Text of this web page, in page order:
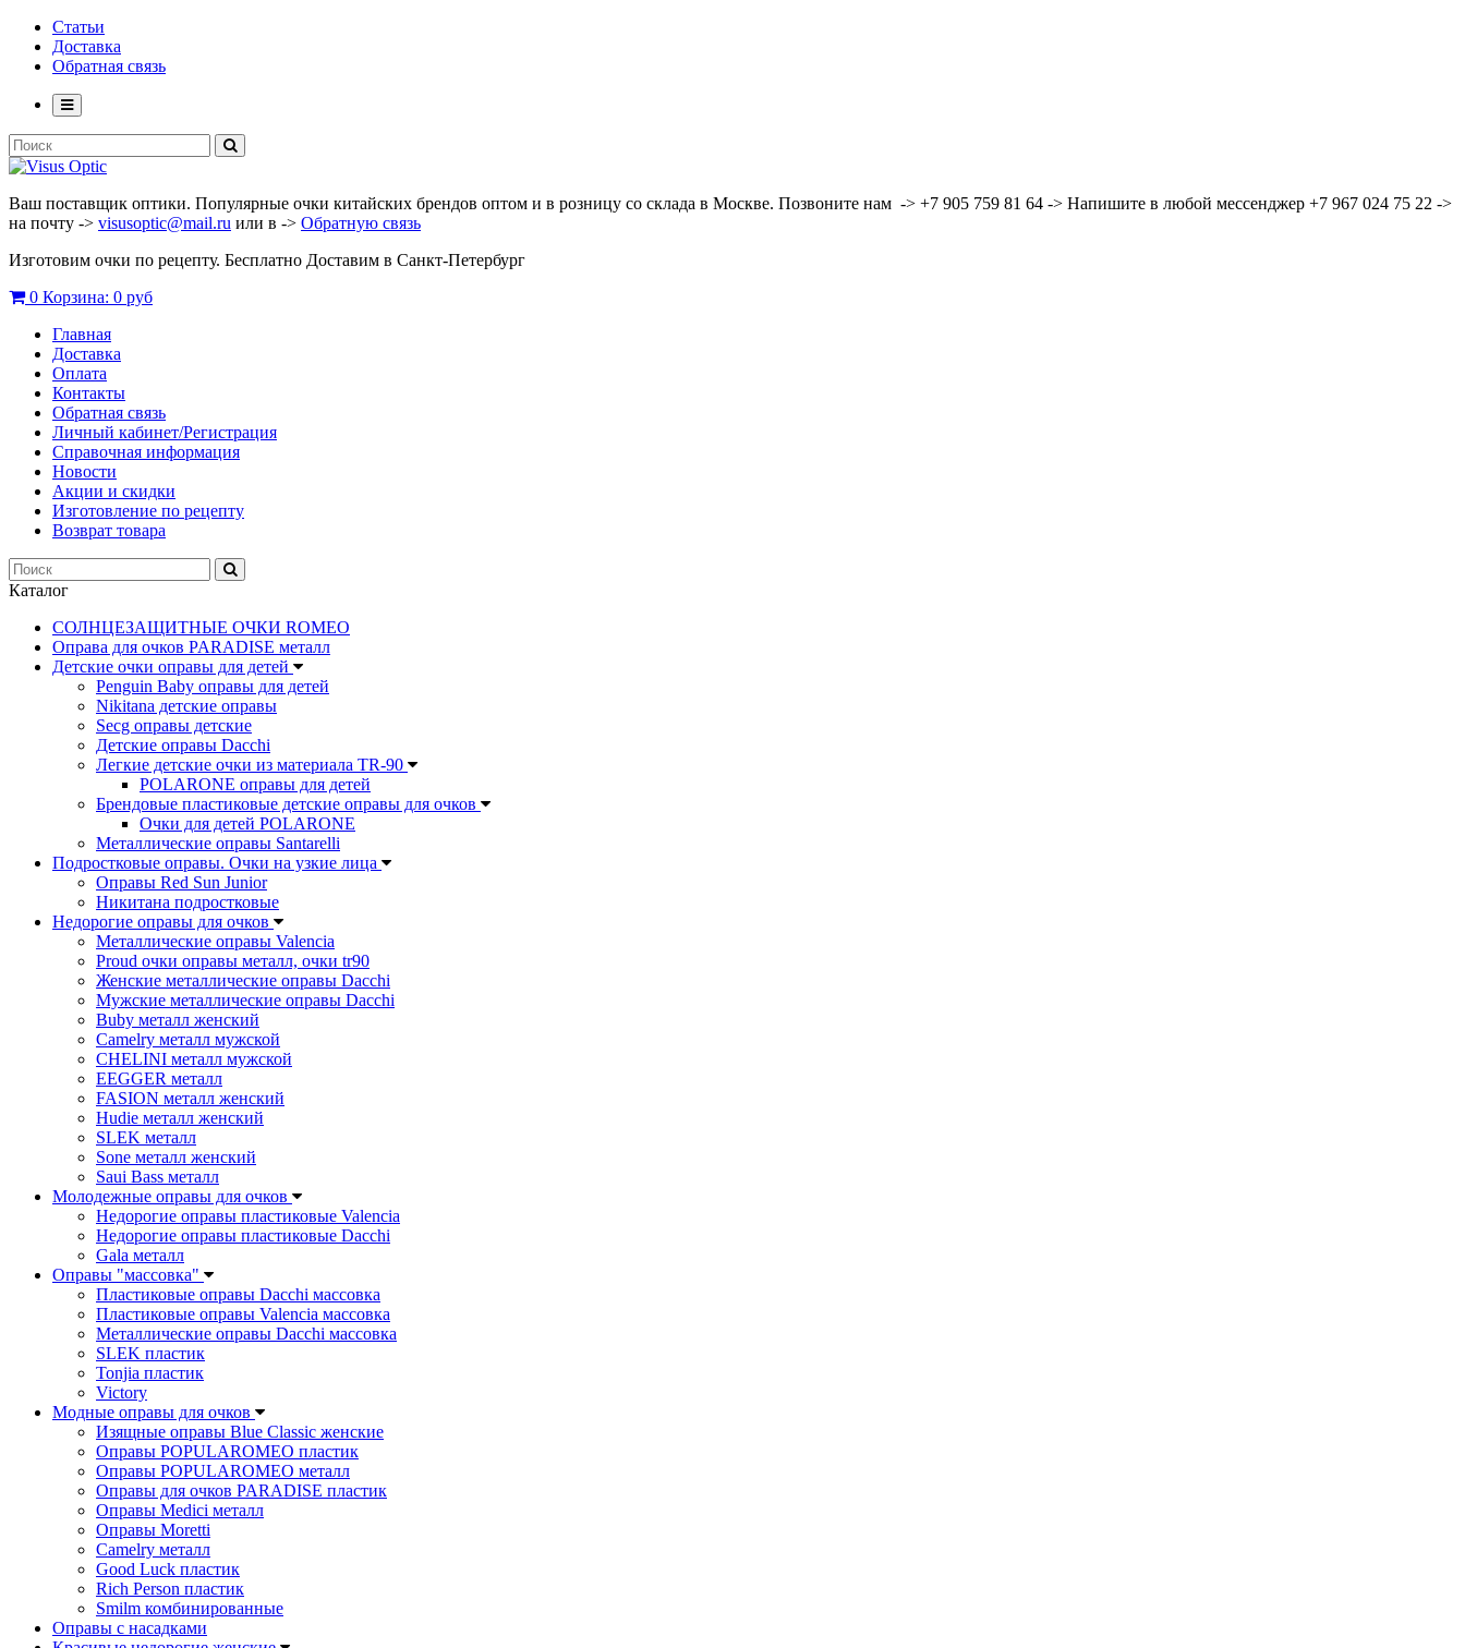
Статьи
Доставка
Обратная связь
Ваш поставщик оптики. Популярные очки китайских брендов оптом и в розницу со склада в Москве. Позвоните нам -> +7 905 759 81 64 -> Напишите в любой мессенджер +7 967 024 75 22 ->
на почту -> visusoptic@mail.ru или в -> Обратную связь
Изготовим очки по рецепту. Бесплатно Доставим в Санкт-Петербург
0 Корзина: 0 руб
Главная
Доставка
Оплата
Контакты
Обратная связь
Личный кабинет/Регистрация
Справочная информация
Новости
Акции и скидки
Изготовление по рецепту
Возврат товара
Каталог
СОЛНЦЕЗАЩИТНЫЕ ОЧКИ ROMEO
Оправа для очков PARADISE металл
Детские очки оправы для детей
Penguin Baby оправы для детей
Nikitana детские оправы
Secg оправы детские
Детские оправы Dacchi
Легкие детские очки из материала TR-90
POLARONE оправы для детей
Брендовые пластиковые детские оправы для очков
Очки для детей POLARONE
Металлические оправы Santarelli
Подростковые оправы. Очки на узкие лица
Оправы Red Sun Junior
Никитана подростковые
Недорогие оправы для очков
Металлические оправы Valencia
Proud очки оправы металл, очки tr90
Женские металлические оправы Dacchi
Мужские металлические оправы Dacchi
Buby металл женский
Camelry металл мужской
CHELINI металл мужской
EEGGER металл
FASION металл женский
Hudie металл женский
SLEK металл
Sone металл женский
Saui Bass металл
Молодежные оправы для очков
Недорогие оправы пластиковые Valencia
Недорогие оправы пластиковые Dacchi
Gala металл
Оправы "массовка"
Пластиковые оправы Dacchi массовка
Пластиковые оправы Valencia массовка
Металлические оправы Dacchi массовка
SLEK пластик
Tonjia пластик
Victory
Модные оправы для очков
Изящные оправы Blue Classic женские
Оправы POPULAROMEO пластик
Оправы POPULAROMEO металл
Оправы для очков PARADISE пластик
Оправы Medici металл
Оправы Moretti
Camelry металл
Good Luck пластик
Rich Person пластик
Smilm комбинированные
Оправы с насадками